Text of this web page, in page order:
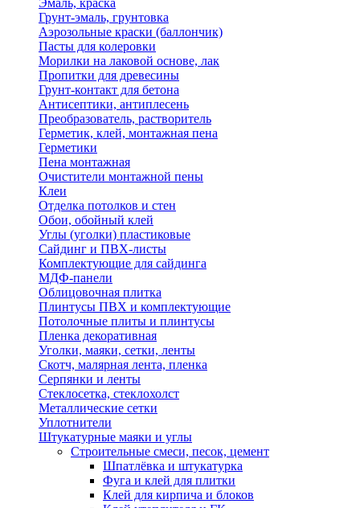
Грунт-эмаль, грунтовка
Аэрозольные краски (баллончик)
Пасты для колеровки
Морилки на лаковой основе, лак
Пропитки для древесины
Грунт-контакт для бетона
Антисептики, антиплесень
Преобразователь, растворитель
Герметик, клей, монтажная пена
Герметики
Пена монтажная
Очистители монтажной пены
Клеи
Отделка потолков и стен
Обои, обойный клей
Углы (уголки) пластиковые
Сайдинг и ПВХ-листы
Комплектующие для сайдинга
МДФ-панели
Облицовочная плитка
Плинтусы ПВХ и комплектующие
Потолочные плиты и плинтусы
Пленка декоративная
Уголки, маяки, сетки, ленты
Скотч, малярная лента, пленка
Серпянки и ленты
Стеклосетка, стеклохолст
Металлические сетки
Уплотнители
Штукатурные маяки и углы
Строительные смеси, песок, цемент
Шпатлёвка и штукатурка
Фуга и клей для плитки
Клей для кирпича и блоков